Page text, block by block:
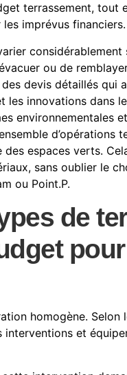
terrassement, tout
imprévus financiers.
ou de
devis détaillés qui
les innovations dans
environnementales
d’opérations
espaces verts.
sans oublier le
ou Point.P.
de
homogène.
interventions et